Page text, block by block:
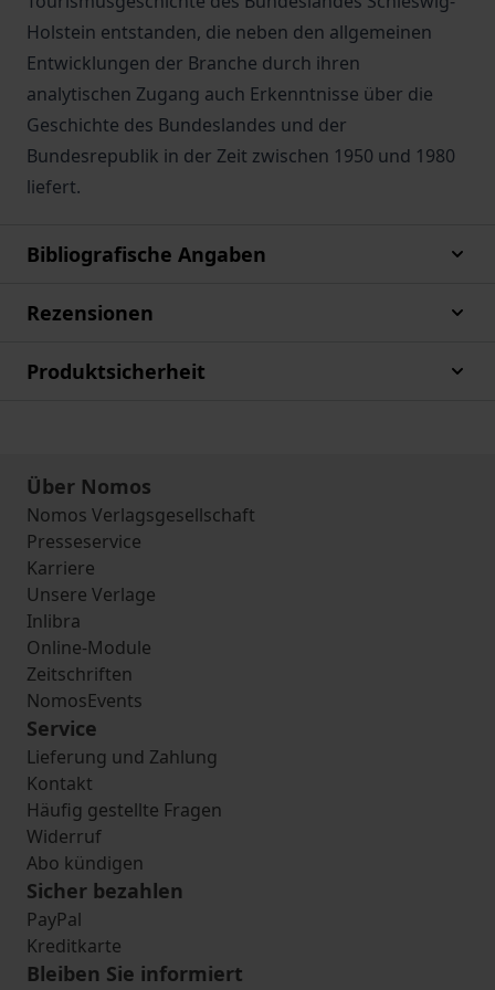
Holstein entstanden, die neben den allgemeinen
Entwicklungen der Branche durch ihren
analytischen Zugang auch Erkenntnisse über die
Geschichte des Bundeslandes und der
Bundesrepublik in der Zeit zwischen 1950 und 1980
liefert.
Bibliografische Angaben
Rezensionen
Produktsicherheit
Über Nomos
Nomos Verlagsgesellschaft
Presseservice
Karriere
Unsere Verlage
Inlibra
Online-Module
Zeitschriften
NomosEvents
Service
Lieferung und Zahlung
Kontakt
Häufig gestellte Fragen
Widerruf
Abo kündigen
Sicher bezahlen
PayPal
Kreditkarte
Bleiben Sie informiert